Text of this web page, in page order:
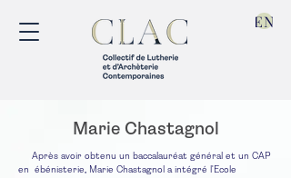
EN
Marie Chastagnol
Après avoir obtenu un baccalauréat général et un CAP
en ébénisterie, Marie Chastagnol a intégré l'Ecole